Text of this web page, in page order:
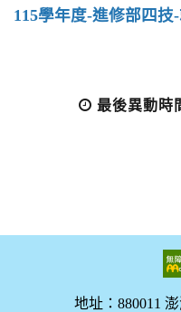
115學年度-進修部四技
最後異動時
地址：880011